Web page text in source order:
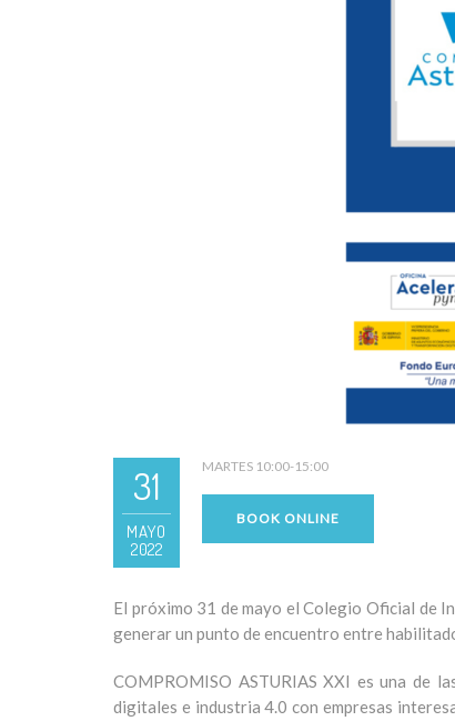
31
MAYO
2022
MARTES 10:00-15:00
BOOK ONLINE
El próximo 31 de mayo el Colegio Oficial de
generar un punto de encuentro entre
COMPROMISO ASTURIAS XXI es una de
digitales e industria 4.0 con empresas